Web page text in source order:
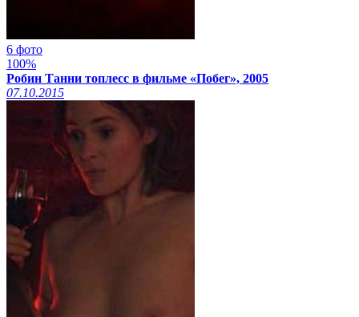
6 фото
100%
Робин Танни топлесс в фильме «Побег», 2005
07.10.2015